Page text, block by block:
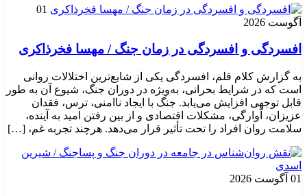
01
آگوست 2026
افسردگی و افسردگی در زمان جنگ / مهسا فخرذاکری
به گزارش کلام قلم، افسردگی یکی از شایع‌ترین اختلالات روانی
است که در شرایط بحرانی، به‌ویژه در دوران جنگ، شیوع آن به طور
قابل توجهی افزایش می‌یابد. جنگ با ایجاد ناامنی، ترس، فقدان
عزیزان، آوارگی، مشکلات اقتصادی و از بین رفتن امید به آینده،
سلامت روان افراد را تحت تأثیر قرار می‌دهد. هرچند تجربه غم، […]
01 آگوست 2026